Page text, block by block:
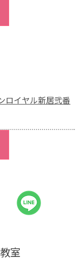
ロイヤル新居弐番
室